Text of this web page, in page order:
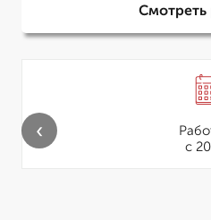
Смотреть
с
‹